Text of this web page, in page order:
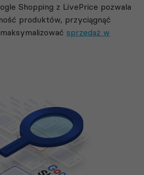
Shopping z LivePrice pozwala
produktów, przyciągnąć
sprzedaż w